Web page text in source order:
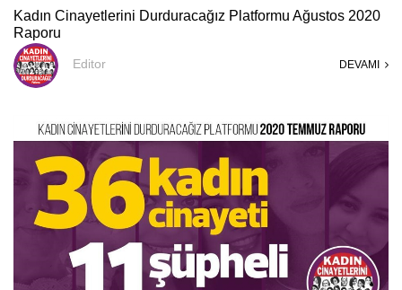
Kadın Cinayetlerini Durduracağız Platformu Ağustos 2020
Raporu
Editor DEVAMI